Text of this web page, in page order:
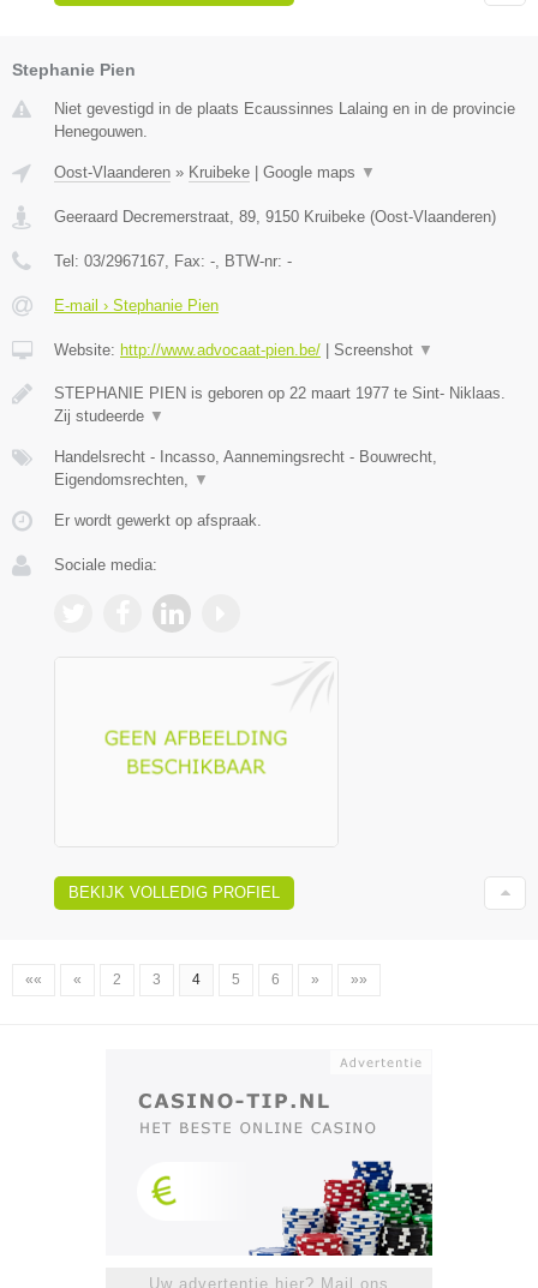
Stephanie Pien
Niet gevestigd in de plaats Ecaussinnes Lalaing en in de provincie
Henegouwen.
Oost-Vlaanderen » Kruibeke Google maps ▼
Geeraard Decremerstraat, 89, 9150 Kruibeke (Oost-Vlaanderen)
Tel: 03/2967167, Fax: -, BTW-nr: -
E-mail › Stephanie Pien
Website: http://www.advocaat-pien.be/ Screenshot ▼
STEPHANIE PIEN is geboren op 22 maart 1977 te Sint- Niklaas.
Zij studeerde ▼
Handelsrecht - Incasso, Aannemingsrecht - Bouwrecht,
Eigendomsrechten, ▼
Er wordt gewerkt op afspraak.
Sociale media:
BEKIJK VOLLEDIG PROFIEL
«« « 2 3 4 5 6 » »»
Uw advertentie hier? Mail ons